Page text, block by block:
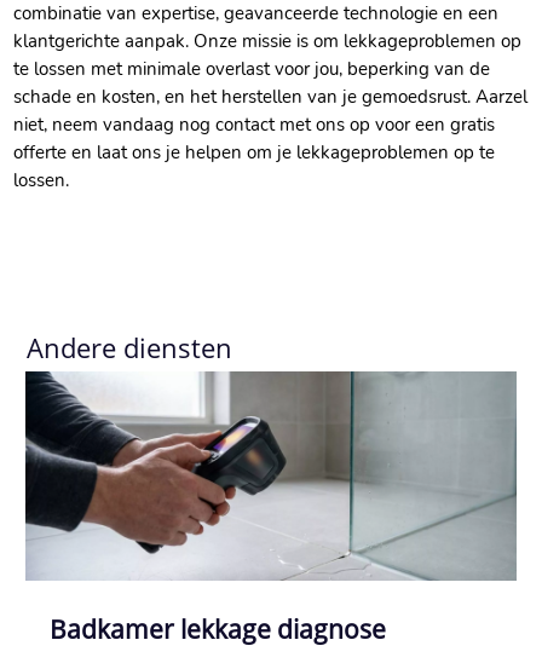
combinatie van expertise, geavanceerde technologie en een
klantgerichte aanpak.​ Onze missie is om lekkageproblemen op
te lossen met minimale overlast voor jou, beperking van de
schade en kosten, en het herstellen van je gemoedsrust.​ Aarzel
niet, neem vandaag nog contact met ons op voor een gratis
offerte en laat ons je helpen om je lekkageproblemen op te
lossen.​
Andere diensten
Badkamer lekkage diagnose